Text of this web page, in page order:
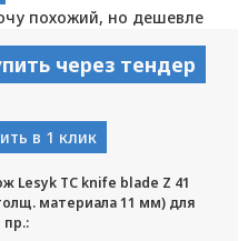
похожий, но дешевле
через тендер
в 1 клик
Lesyk TC knife blade Z 41
материала 11 мм) для